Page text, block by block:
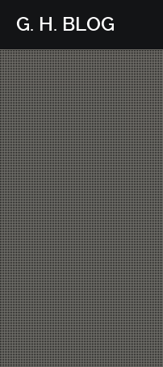
G. H. BLOG